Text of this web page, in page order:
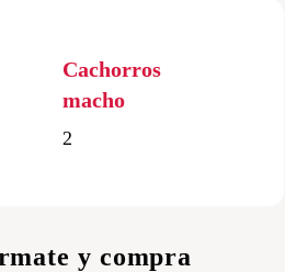
Retriever
Cachorros
macho
2
y compra